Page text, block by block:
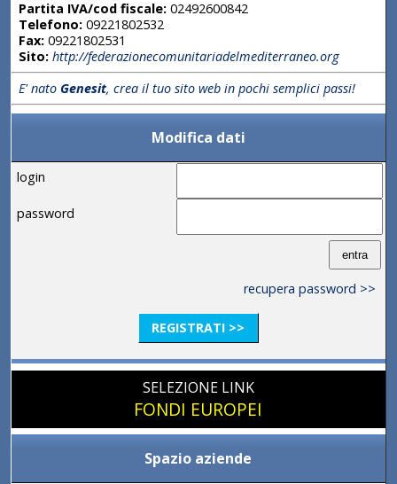
Partita IVA/cod fiscale:02492600842
Telefono:09221802532
Fax:09221802531
Sito: http://federazionecomunitariadelmediterraneo.org
E' nato Genesit, crea il tuo sito web in pochi semplici passi!
Modifica dati
login
password
recupera password >>
REGISTRATI >>
SELEZIONE LINK
FONDI EUROPEI
Spazio aziende